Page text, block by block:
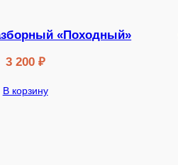
«Походный»
3 200 ₽
В корзину